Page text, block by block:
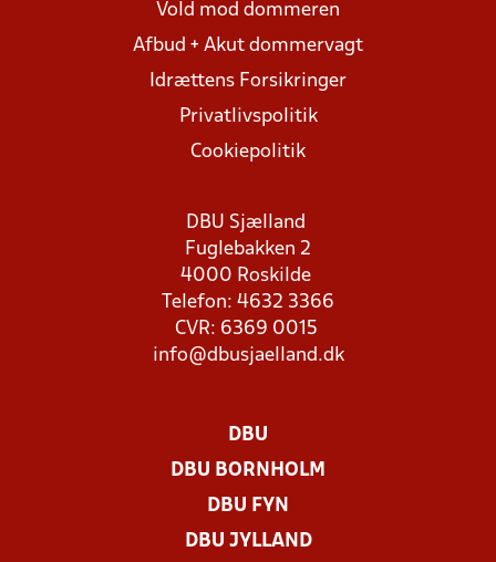
Vold mod dommeren
Afbud + Akut dommervagt
Idrættens Forsikringer
Privatlivspolitik
Cookiepolitik
DBU Sjælland
Fuglebakken 2
4000 Roskilde
Telefon: 4632 3366
CVR: 6369 0015
info@dbusjaelland.dk
DBU
DBU BORNHOLM
DBU FYN
DBU JYLLAND